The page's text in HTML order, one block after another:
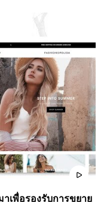
พื่อรองรับการขยาย